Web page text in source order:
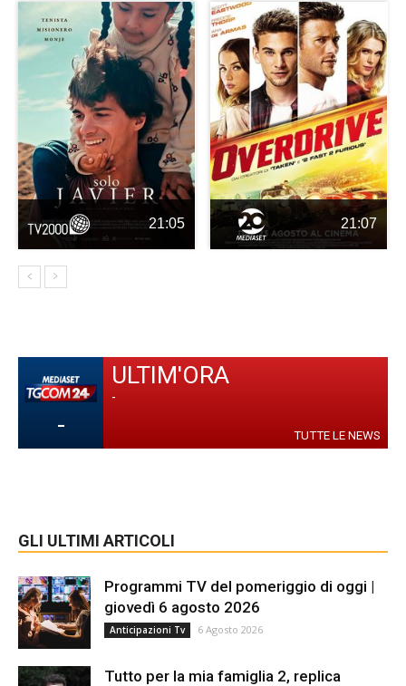
21:05 21:07
-
ULTIM'ORA
-
TUTTE LE NEWS
GLI ULTIMI ARTICOLI
Programmi TV del pomeriggio di oggi |
giovedì 6 agosto 2026
Anticipazioni Tv 6 Agosto 2026
Tutto per la mia famiglia 2, replica